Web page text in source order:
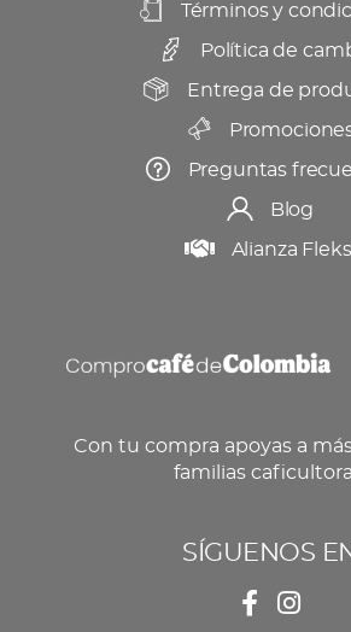
Términos y
Política de
Entrega de
Preguntas
Blog
Alianza
Con tu compra apoyas a
familias
SÍGUENOS